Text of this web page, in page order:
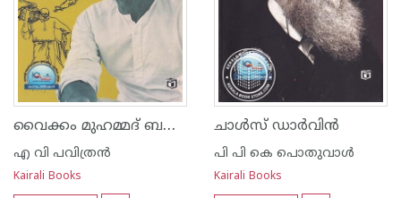
വൈക്കം മുഹമ്മദ് ബഷീര്‍
എ വി പവിത്രന്‍
Kairali Books
ചാള്‍സ് ഡാര്‍വിന്‍
പി പി കെ പൊതുവാള്‍
Kairali Books